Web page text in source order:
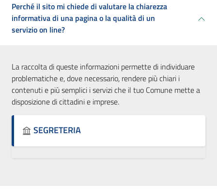
Perché il sito mi chiede di valutare la chiarezza
informativa di una pagina o la qualità di un
servizio on line?
La raccolta di queste informazioni permette di individuare
problematiche e, dove necessario, rendere più chiari i
contenuti e più semplici i servizi che il tuo Comune mette a
disposizione di cittadini e imprese.
SEGRETERIA